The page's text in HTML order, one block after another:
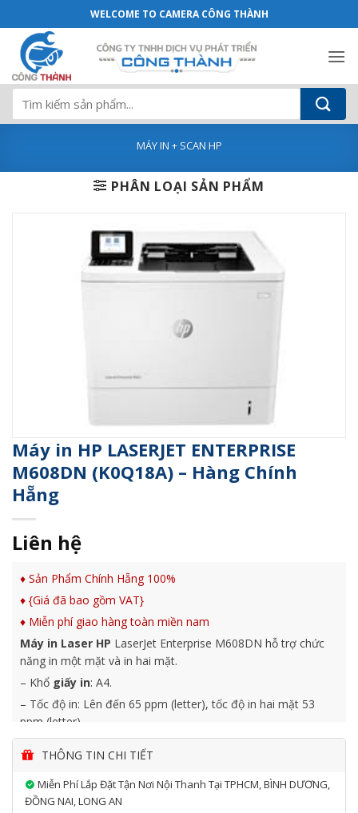
qua
dung
Máy in HP LASERJET ENTERPRISE
WELCOME TO CAMERA CÔNG THÀNH
Tìm
kiếm:
MÁY IN + SCAN HP
PHÂN LOẠI SẢN PHẨM
Máy in HP LASERJET ENTERPRISE
M608DN (K0Q18A) – Hàng Chính
Hẵng
Liên hệ
♦ Sản Phẩm Chính Hẵng 100%
♦ {Giá đã bao gồm VAT}
♦ Miễn phí giao hàng toàn miền nam
Máy in Laser HP LaserJet Enterprise M608DN hỗ trợ chức
năng in một mặt và in hai mặt.
– Khổ giấy in: A4.
– Tốc độ in: Lên đến 65 ppm (letter), tốc độ in hai mặt 53
ppm (letter).
– Tốc độ bộ xử lý: 1.2 GHz.
– Dung lượng bộ nhớ: 512 MB lên đến 1.5 GB, MAX, dung
lượng lớn max, khi lắp đặt DIMM Phụ kiện 1 GB.
– Chất lượng in tốt nhất: Lên đến 1200 x 1200 dpi.
THÔNG TIN CHI TIẾT
Miễn Phí Lắp Đặt Tận Nơi Nội Thanh Tại TPHCM, BÌNH DƯƠNG,
ĐỒNG NAI, LONG AN